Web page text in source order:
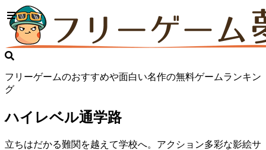
フリーゲームのおすすめや面白い名作の無料ゲームランキン
グ
ハイレベル通学路
立ちはだかる難関を越えて学校へ。アクション多彩な影絵サ